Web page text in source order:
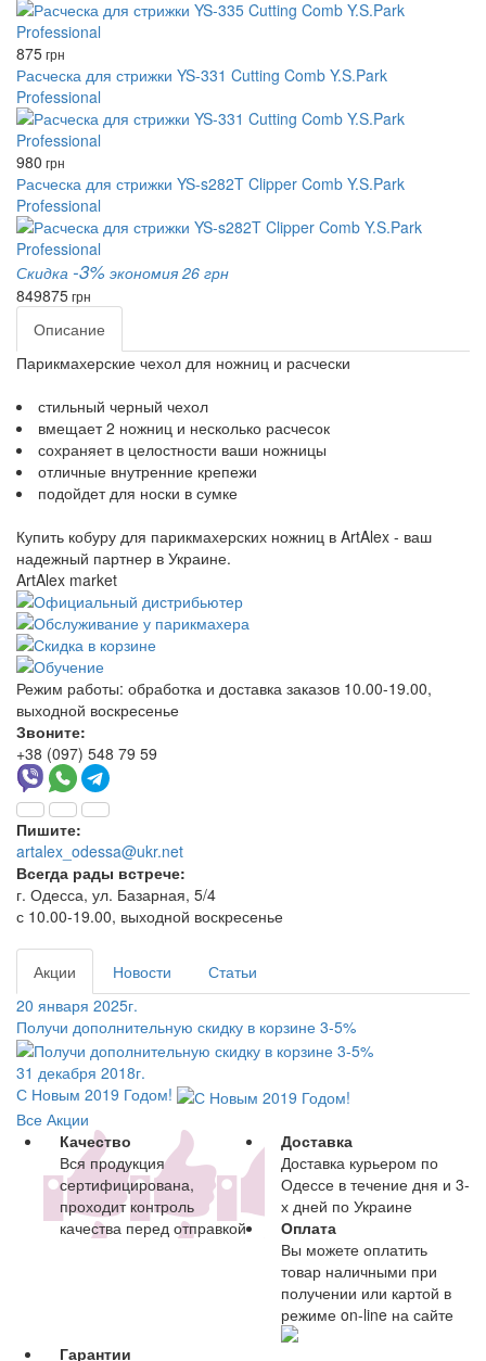
875грн
Расческа для стрижки YS-331 Cutting Comb Y.S.Park
Professional
980 грн
Расческа для стрижки YS-s282T Clipper Comb Y.S.Park
Professional
Скидка -3% экономия 26 грн
849875грн
Описание
Парикмахерские чехол для ножниц и расчески
стильный черный чехол
вмещает 2 ножниц и несколько расчесок
сохраняет в целостности ваши ножницы
отличные внутренние крепежи
подойдет для носки в сумке
Купить кобуру для парикмахерских ножниц в ArtAlex - ваш
надежный партнер в Украине.
ArtAlex market
Режим работы: обработка и доставка заказов 10.00-19.00,
выходной воскресенье
Звоните:
+38 (097) 548 79 59
Пишите:
artalex_odessa@ukr.net
Всегда рады встрече:
г. Одесса, ул. Базарная, 5/4
с 10.00-19.00, выходной воскресенье
Акции Новости
Статьи
20 января 2025г.
Получи дополнительную скидку в корзине 3-5%
31 декабря 2018г.
С Новым 2019 Годом!
Все Акции
Качество
Вся продукция
сертифицирована,
проходит контроль
качества перед отправкой
Доставка
Доставка курьером по
Одессе в течение дня и 3-
х дней по Украине
Оплата
Вы можете оплатить
товар наличными при
получении или картой в
режиме on-line на сайте
Гарантии